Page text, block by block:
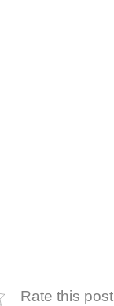
Rate this post